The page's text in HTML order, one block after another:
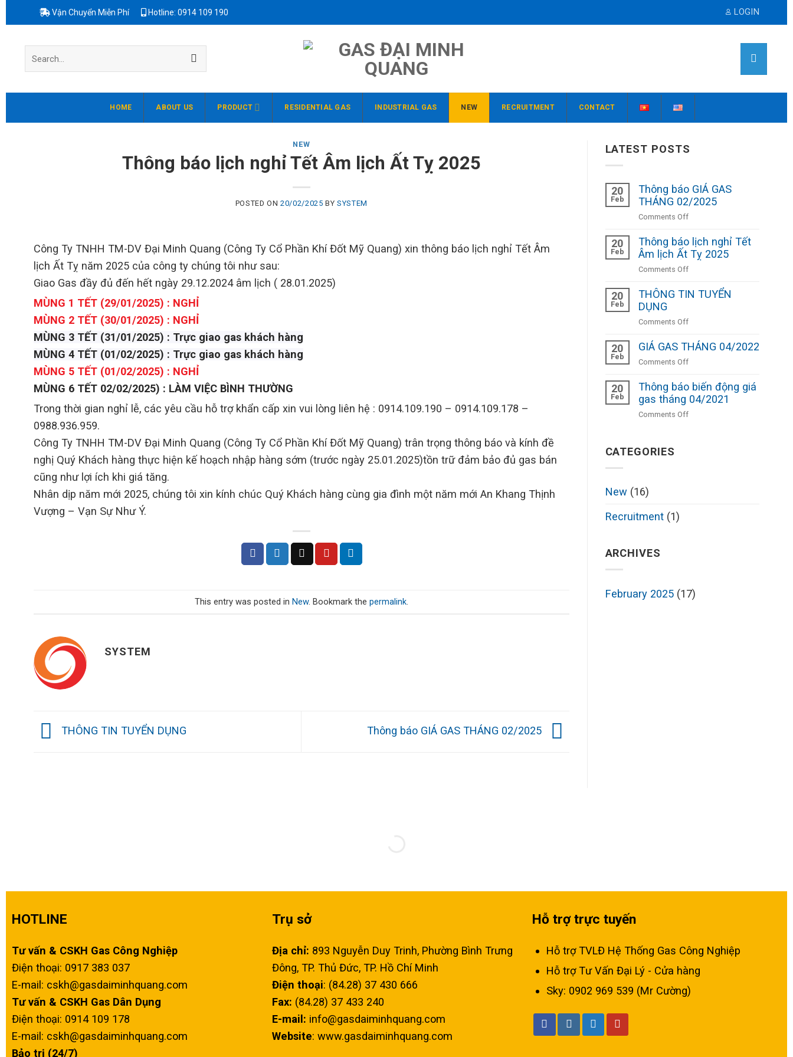
to
Vận Chuyển Miễn Phí Hotline: 0914 109 190 LOGIN
for:
HOME ABOUT US PRODUCT RESIDENTIAL GAS INDUSTRIAL GAS NEW RECRUITMENT CONTACT
NEW
Thông báo lịch nghỉ Tết Âm lịch Ất Tỵ 2025
POSTED ON20/02/2025 BY SYSTEM
Công Ty TNHH TM-DV Đại Minh Quang (Công Ty Cổ Phần Khí Đốt Mỹ Quang) xin thông báo lịch nghỉ Tết Âm
lịch Ất Tỵ năm 2025 của công ty chúng tôi như sau:
Giao Gas đầy đủ đến hết ngày 29.12.2024 âm lịch ( 28.01.2025)
MÙNG 1 TẾT (29/01/2025) : NGHỈ
MÙNG 2 TẾT (30/01/2025) : NGHỈ
MÙNG 3 TẾT (31/01/2025) : Trực giao gas khách hàng
MÙNG 4 TẾT (01/02/2025) : Trực giao gas khách hàng
MÙNG 5 TẾT (01/02/2025) : NGHỈ
MÙNG 6 TẾT 02/02/2025) : LÀM VIỆC BÌNH THƯỜNG
Trong thời gian nghỉ lễ, các yêu cầu hỗ trợ khẩn cấp xin vui lòng liên hệ : 0914.109.190 – 0914.109.178 –
0988.936.959.
Công Ty TNHH TM-DV Đại Minh Quang (Công Ty Cổ Phần Khí Đốt Mỹ Quang) trân trọng thông báo và kính đề
nghị Quý Khách hàng thực hiện kế hoạch nhập hàng sớm (trước ngày 25.01.2025)tồn trữ đảm bảo đủ gas bán
cũng như lợi ích khi giá tăng.
Nhân dịp năm mới 2025, chúng tôi xin kính chúc Quý Khách hàng cùng gia đình một năm mới An Khang Thịnh
Vượng – Vạn Sự Như Ý.
This entry was posted in New. Bookmark the permalink.
SYSTEM
THÔNG TIN TUYỂN DỤNG Thông báo GIÁ GAS THÁNG 02/2025
LATEST POSTS
20
Feb
Thông báo GIÁ GAS
THÁNG 02/2025
Comments Offon
báo
GIÁ
GAS
20
Feb
Thông báo lịch nghỉ Tết
Âm lịch Ất Tỵ 2025
Comments Offon
báo
Âm
lịch
Ất
2025
20
Feb
THÔNG TIN TUYỂN
DỤNG
Comments Offon
TIN
TUYỂN
20
Feb
GIÁ GAS THÁNG 04/2022
Comments Offon
GAS
THÁNG
20
Feb
Thông báo biến động giá
gas tháng 04/2021
Comments Offon
CATEGORIES
New(16)
Recruitment(1)
ARCHIVES
February 2025(17)
HOTLINE
Tư vấn & CSKH Gas Công Nghiệp
Điện thoại: 0917 383 037
E-mail: cskh@gasdaiminhquang.com
Tư vấn & CSKH Gas Dân Dụng
Điện thoại: 0914 109 178
E-mail: cskh@gasdaiminhquang.com
Bảo trị (24/7)
Trụ sở
Địa chỉ: 893 Nguyễn Duy Trinh, Phường Bình Trưng
Đông, TP. Thủ Đức, TP. Hồ Chí Minh
Điện thoại: (84.28) 37 430 666
Fax: (84.28) 37 433 240
E-mail: info@gasdaiminhquang.com
Website: www.gasdaiminhquang.com
Hỗ trợ trực tuyến
Hỗ trợ TVLĐ Hệ Thống Gas Công Nghiệp
Hỗ trợ Tư Vấn Đại Lý - Cửa hàng
Sky: 0902 969 539 (Mr Cường)